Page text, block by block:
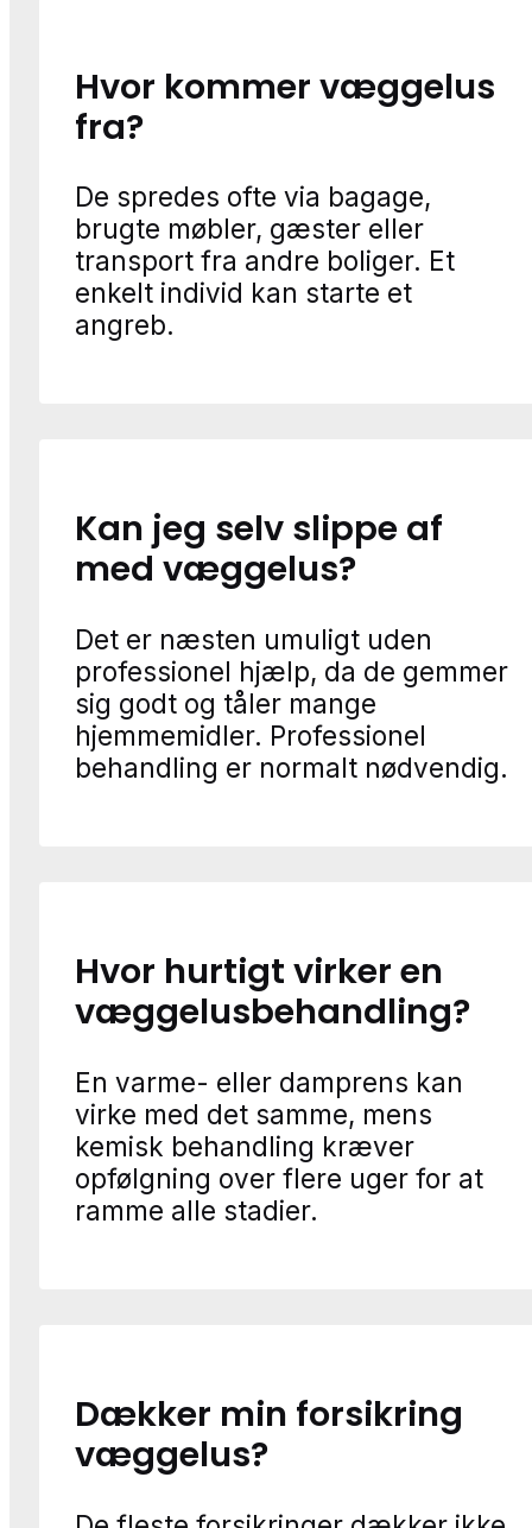
Hvor kommer væggelus
fra?
De spredes ofte via bagage,
brugte møbler, gæster eller
transport fra andre boliger. Et
enkelt individ kan starte et
angreb.
Kan jeg selv slippe af
med væggelus?
Det er næsten umuligt uden
professionel hjælp, da de gemmer
sig godt og tåler mange
hjemmemidler. Professionel
behandling er normalt nødvendig.
Hvor hurtigt virker en
væggelusbehandling?
En varme- eller damprens kan
virke med det samme, mens
kemisk behandling kræver
opfølgning over flere uger for at
ramme alle stadier.
Dækker min forsikring
væggelus?